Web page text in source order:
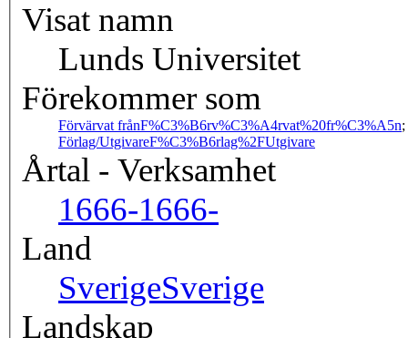
Visat namn
Lunds Universitet
Förekommer som
Förvärvat frånF%C3%B6rv%C3%A4rvat%20fr%C3%A5n;
Förlag/UtgivareF%C3%B6rlag%2FUtgivare
Årtal - Verksamhet
1666-1666-
Land
SverigeSverige
Landskap